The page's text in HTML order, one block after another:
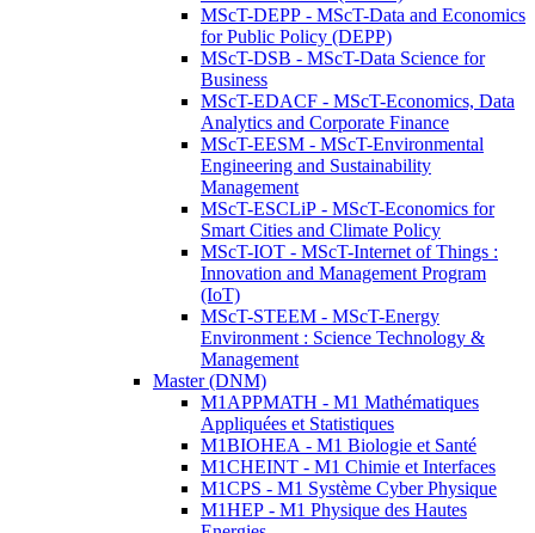
MScT-DEPP - MScT-Data and Economics
for Public Policy (DEPP)
MScT-DSB - MScT-Data Science for
Business
MScT-EDACF - MScT-Economics, Data
Analytics and Corporate Finance
MScT-EESM - MScT-Environmental
Engineering and Sustainability
Management
MScT-ESCLiP - MScT-Economics for
Smart Cities and Climate Policy
MScT-IOT - MScT-Internet of Things :
Innovation and Management Program
(IoT)
MScT-STEEM - MScT-Energy
Environment : Science Technology &
Management
Master (DNM)
M1APPMATH - M1 Mathématiques
Appliquées et Statistiques
M1BIOHEA - M1 Biologie et Santé
M1CHEINT - M1 Chimie et Interfaces
M1CPS - M1 Système Cyber Physique
M1HEP - M1 Physique des Hautes